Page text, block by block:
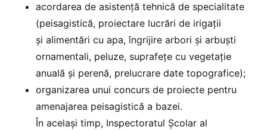
acordarea de asistență tehnică de specialitate
(peisagistică, proiectare lucrări de irigații
și alimentări cu apa, îngrijire arbori și arbuști
ornamentali, peluze, suprafețe cu vegetație
anuală și perenă, prelucrare date topografice);
organizarea unui concurs de proiecte pentru
amenajarea peisagistică a bazei.
În același timp, Inspectoratul Școlar al